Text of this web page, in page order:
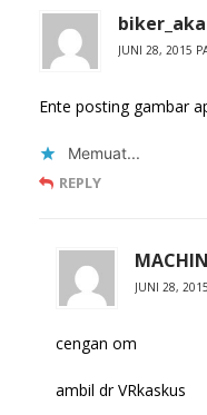
JUNI 28, 2015
Ente posting gambar
Memuat...
REPLY
JUNI 28,
cengan om
ambil dr VRkaskus